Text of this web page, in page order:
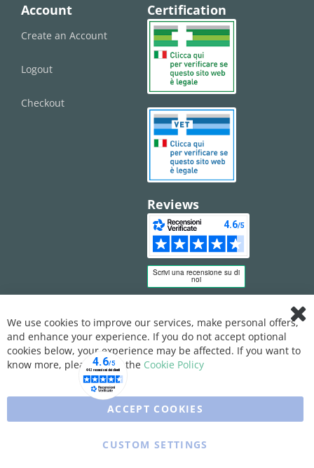
Account
Create an Account
Logout
Checkout
Certification
Reviews
Bar
We use cookies to improve our services, make personal offers,
and enhance your experience. If you do not accept optional
cookies below, your experience may be affected. If you want to
know more, please, read the Cookie Policy
ACCEPT COOKIES
CUSTOM SETTINGS